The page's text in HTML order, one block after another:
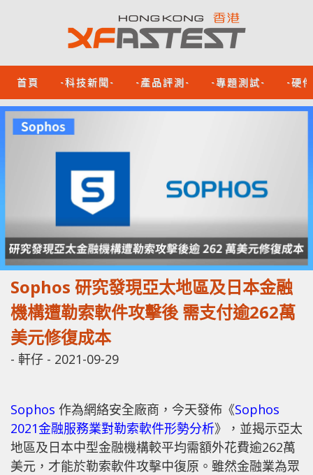
首頁 -科技新聞- -產品評測- -專題測試- -硬
Sophos 研究發現亞太地區及日本金融
機構遭勒索軟件攻擊後 需支付逾262萬
美元修復成本
- 軒仔 - 2021-09-29
Sophos 作為網絡安全廠商，今天發佈《Sophos
2021金融服務業對勒索軟件形勢分析》，並揭示亞太
地區及日本中型金融機構較平均需額外花費逾262萬
美元，才能於勒索軟件攻擊中復原。雖然金融業為眾